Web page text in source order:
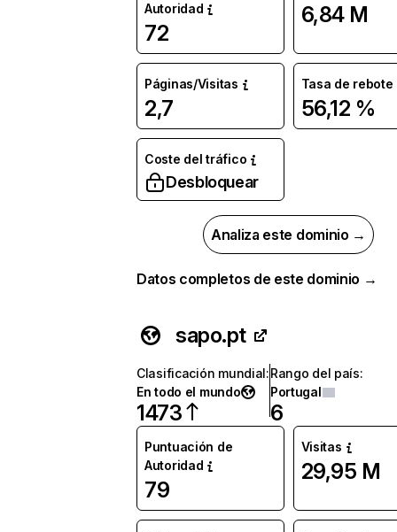
Autoridad
72
6,84 M
Páginas/Visitas
2,7
Tasa de rebote
56,12 %
Coste del tráfico
Desbloquear
Analiza este dominio →
Datos completos de este dominio →
sapo.pt
Clasificación mundial:
En todo el mundo
1473
Rango del país:
Portugal
6
Puntuación de
Autoridad
79
Visitas
29,95 M